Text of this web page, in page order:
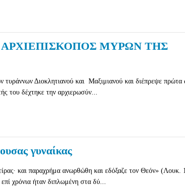
ΜΥΡΩΝ ΤΗΣ
τυράννων Διοκλητιανού και Μαξιμιανού και διέπρεψε πρώτα
του δέχτηκε την αρχιερωσύν...
γυναίκας
και παραχρήμα ανωρθώθη και εδόξαζε τον Θεόν» (Λουκ.
χρόνια ήταν διπλωμένη στα δύ...